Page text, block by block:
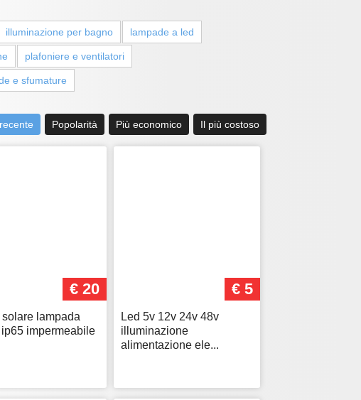
illuminazione per bagno lampade a led
plafoniere e ventilatori
e sfumature
Popolarità Più economico Il più costoso
€ 20
lampada
ip65 impermeabile
€ 5
Led 5v 12v 24v 48v
illuminazione
alimentazione ele...